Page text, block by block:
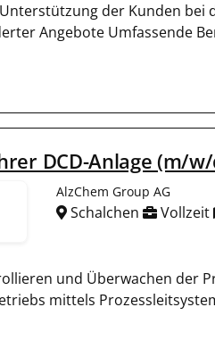
der Kunden bei
Angebote Umfassende
DCD-Anlage (m/
AlzChem Group AG
Schalchen Vollzeit
und Überwachen der
mittels